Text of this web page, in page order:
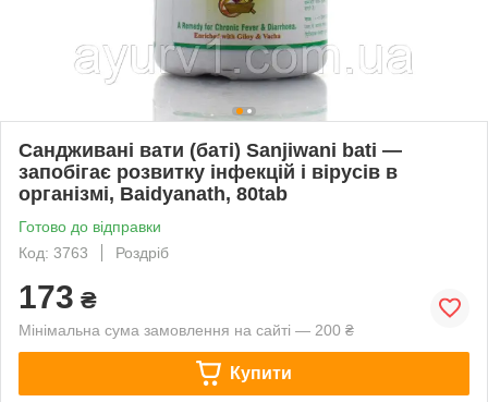
Сандживані вати (баті) Sanjiwani bati —
запобігає розвитку інфекцій і вірусів в
організмі, Baidyanath, 80tab
Готово до відправки
Код: 3763
Роздріб
173 ₴
Мінімальна сума замовлення на сайті — 200 ₴
Купити